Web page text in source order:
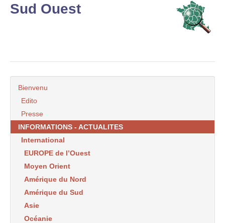
Sud Ouest
Bienvenu
Edito
Presse
INFORMATIONS - ACTUALITES
International
EUROPE de l’Ouest
Moyen Orient
Amérique du Nord
Amérique du Sud
Asie
Océanie